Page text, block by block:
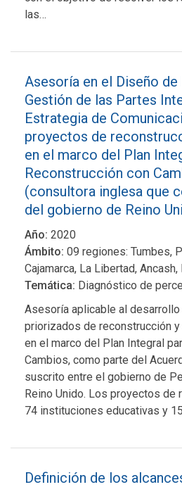
las…
Asesoría en el Diseño
Gestión de las Partes
Estrategia de
proyectos de
en el marco del Plan
Reconstrucción con
(consultora inglesa que
del gobierno de Reino
Año: 2020
Ámbito: 09 regiones: Tumbes,
Cajamarca, La Libertad,
Temática: Diagnóstico de
Asesoría aplicable al
priorizados de reconstrucción
en el marco del Plan Integral
Cambios, como parte del
suscrito entre el gobierno de
Reino Unido. Los proyectos de
74 instituciones educativas y
Definición de los